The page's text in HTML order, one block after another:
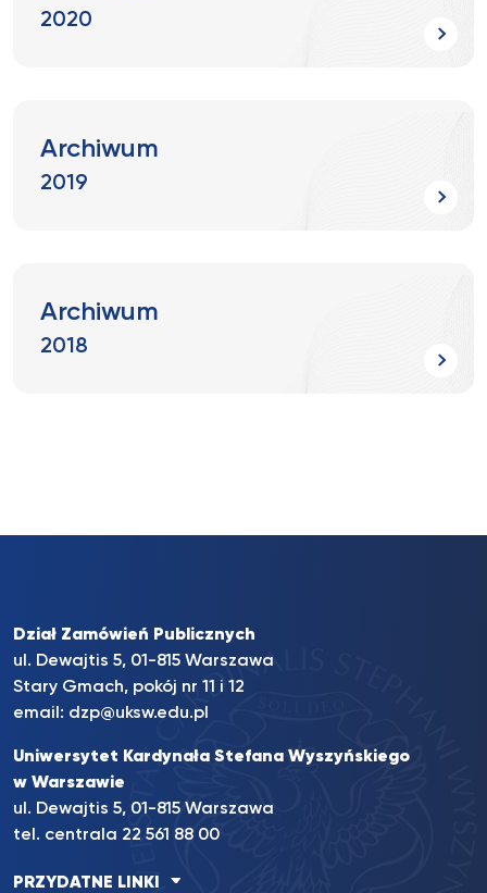
2020
Archiwum
2019
Archiwum
2018
Dział Zamówień Publicznych
ul. Dewajtis 5, 01-815 Warszawa
Stary Gmach, pokój nr 11 i 12
email: dzp@uksw.edu.pl
Uniwersytet Kardynała Stefana Wyszyńskiego
w Warszawie
ul. Dewajtis 5, 01-815 Warszawa
tel. centrala 22 561 88 00
PRZYDATNE LINKI